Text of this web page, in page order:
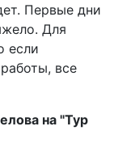
Первые дни
Для
если
все
на "Тур